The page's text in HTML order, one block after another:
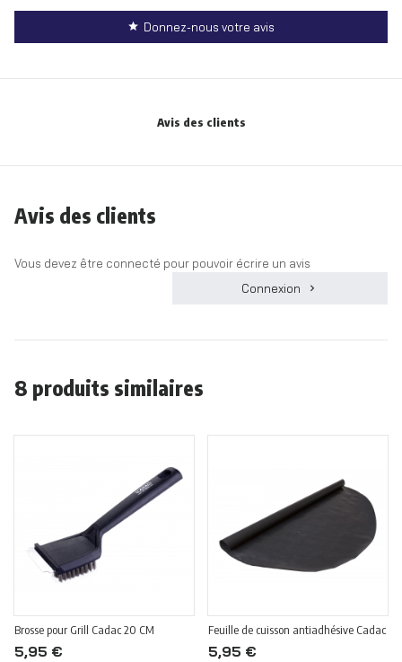
Donnez-nous votre avis
Avis des clients
Avis des clients
Vous devez être connecté pour pouvoir écrire un avis
Connexion
8 produits similaires
Brosse pour Grill Cadac 20 CM
5,95 €
Feuille de cuisson antiadhésive Cadac
5,95 €